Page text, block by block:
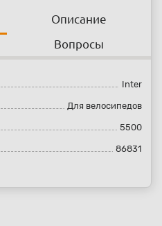
Описание
Вопросы
Inter
Для велосипедов
5500
86831